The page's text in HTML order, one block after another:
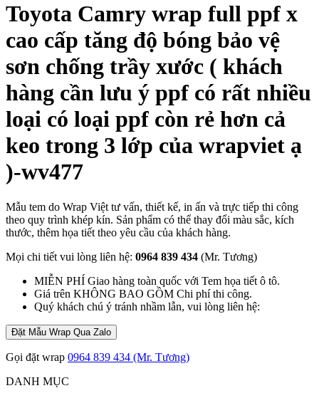
Toyota Camry wrap full ppf x
cao cấp tăng độ bóng bảo vệ
sơn chống trầy xước ( khách
hàng cần lưu ý ppf có rất nhiều
loại có loại ppf còn rẻ hơn cả
keo trong 3 lớp của wrapviet ạ
)-wv477
Mẫu tem do Wrap Việt tư vấn, thiết kế, in ấn và trực tiếp thi công
theo quy trình khép kín. Sản phẩm có thể thay đổi màu sắc, kích
thước, thêm họa tiết theo yêu cầu của khách hàng.
Mọi chi tiết vui lòng liên hệ: 0964 839 434 (Mr. Tương)
MIỄN PHÍ Giao hàng toàn quốc với Tem họa tiết ô tô.
Giá trên KHÔNG BAO GỒM Chi phí thi công.
Quý khách chú ý tránh nhầm lẫn, vui lòng liên hệ:
Đặt Mẫu Wrap Qua Zalo
Gọi đặt wrap 0964 839 434 (Mr. Tương)
DANH MỤC